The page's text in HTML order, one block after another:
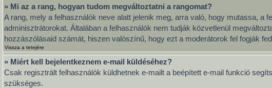
» Mi az a rang, hogyan tudom megváltoztatni a rangomat?
A rang, mely a felhasználók neve alatt jelenik meg, arra való, hogy mutassa,
adminisztrátorokat. Általában a felhasználók nem tudják közvetlenül
hozzászólásaid számát, hiszen valószínű, hogy ezt a moderátorok fel fogják
Vissza a tetejére
» Miért kell bejelentkeznem e-mail küldéséhez?
Csak regisztrált felhasználók küldhetnek e-mailt a beépített e-mail funkció
szükséges.